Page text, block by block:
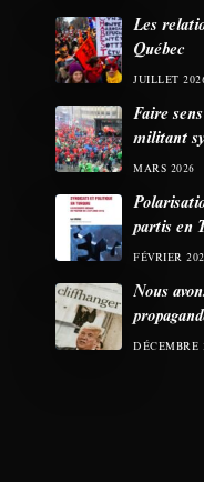
Les
Québec
JUILLET
Faire
militant
MARS 2026
partis en
FÉVRIER
Nous
DÉCEMBRE